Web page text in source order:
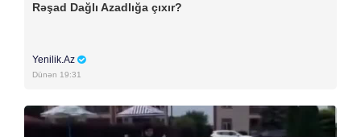
Rəşad Dağlı Azadlığa çıxır?
Yenilik.Az
Dünən 19:31